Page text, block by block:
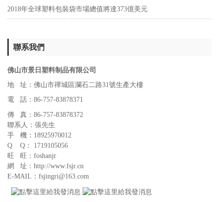
2018年全球塑料包裝袋市場總值將達373億美元
聯系我們
佛山市景日塑料制品有限公司
地 址：佛山市禪城區瀾石二路31號生產大樓
電 話：86-757-83878371
傳 真：86-757-83878372
聯系人：張先生
手 機：18925970012
Q Q： 1719105056
旺 旺：foshanjr
網 址：http://www.fsjr.cn
E-MAIL：fsjingri@163.com